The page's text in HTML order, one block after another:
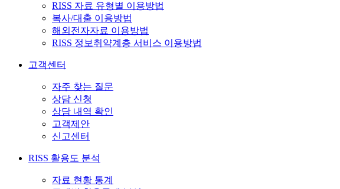
RISS 자료 유형별 이용방법
복사/대출 이용방법
해외전자자료 이용방법
RISS 정보취약계층 서비스 이용방법
고객센터
자주 찾는 질문
상담 신청
상담 내역 확인
고객제안
신고센터
RISS 활용도 분석
자료 현황 통계